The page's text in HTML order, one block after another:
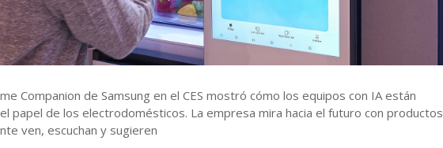
Companion de Samsung en el CES mostró cómo los equipos con IA están
papel de los electrodomésticos. La empresa mira hacia el futuro con productos
ven, escuchan y sugieren